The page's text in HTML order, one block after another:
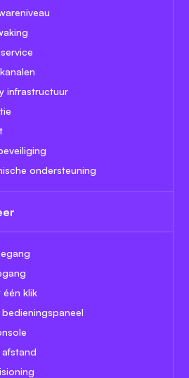
infrastructuur
ondersteuning
één klik